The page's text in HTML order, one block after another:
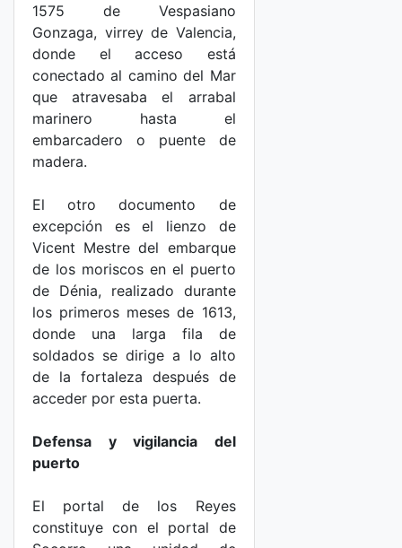
1575 de Vespasiano
Gonzaga, virrey de Valencia,
donde el acceso está
conectado al camino del Mar
que atravesaba el arrabal
marinero hasta el
embarcadero o puente de
madera.
El otro documento de
excepción es el lienzo de
Vicent Mestre del embarque
de los moriscos en el puerto
de Dénia, realizado durante
los primeros meses de 1613,
donde una larga fila de
soldados se dirige a lo alto
de la fortaleza después de
acceder por esta puerta.
Defensa y vigilancia del
puerto
El portal de los Reyes
constituye con el portal de